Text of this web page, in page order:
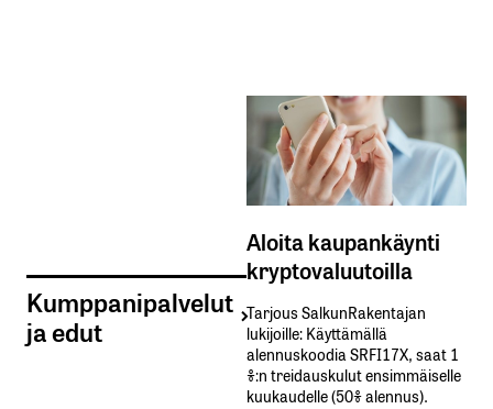
Kumppanipalvelut
ja edut
Aloita kaupankäynti
kryptovaluutoilla
Tarjous SalkunRakentajan
lukijoille: Käyttämällä​ ​
alennuskoodia​ ​SRFI17X,​ ​saat​ ​1
%:n treidauskulut​ ​ensimmäiselle​ ​
kuukaudelle​ ​(50%​ ​alennus).